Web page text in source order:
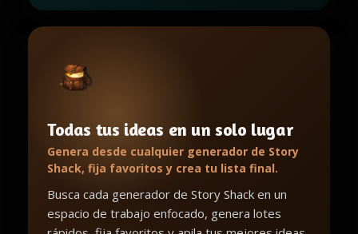
Todas tus ideas en un solo lugar
Genera desde cualquier generador de Story
Shack, fija favoritos y crea tu lista final.
Busca cada generador de Story Shack en un
espacio de trabajo enfocado, genera lotes